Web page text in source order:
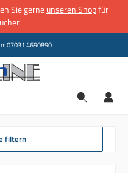
Sie gerneunseren Shopfür
07031 4690890
filtern